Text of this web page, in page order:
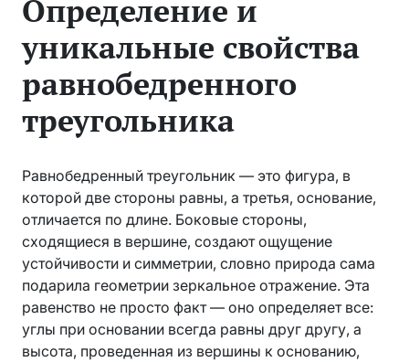
Определение и
уникальные свойства
равнобедренного
треугольника
Равнобедренный треугольник — это фигура, в
которой две стороны равны, а третья, основание,
отличается по длине. Боковые стороны,
сходящиеся в вершине, создают ощущение
устойчивости и симметрии, словно природа сама
подарила геометрии зеркальное отражение. Эта
равенство не просто факт — оно определяет все:
углы при основании всегда равны друг другу, а
высота, проведенная из вершины к основанию,